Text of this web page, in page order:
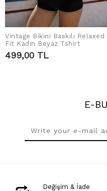
ADD TO CART
Vintage Bikini Baskılı Relaxed
Fit Kadın Beyaz Tshirt
499,00 TL
E-
Değişim & İade